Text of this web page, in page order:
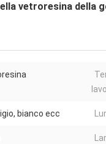
vetroresina della
bianco ecc